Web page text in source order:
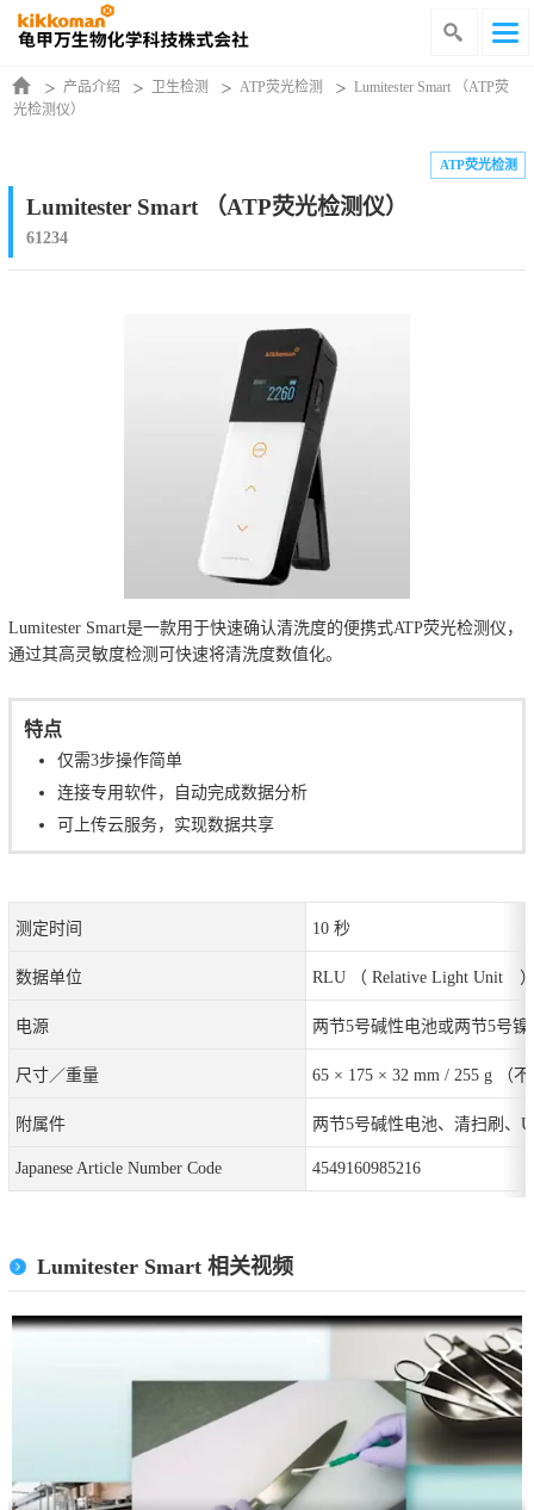
产品介绍 卫生检测 ATP荧光检测
Lumitester Smart （ATP荧
光检测仪）
Lumitester Smart （ATP荧光检测仪）
61234
ATP荧光检测
Lumitester Smart是一款用于快速确认清洗度的便携式ATP荧光检测仪，
通过其高灵敏度检测可快速将清洗度数值化。
特点
仅需3步操作简单
连接专用软件，自动完成数据分析
可上传云服务，实现数据共享
测定时间 10 秒
数据单位 RLU （ Relative Light Unit
电源 两节5号碱性电池或两节5号
尺寸／重量 65 × 175 × 32 mm / 255 g （
附属件 两节5号碱性电池、清扫刷、
Japanese Article Number Code 4549160985216
Lumitester Smart 相关视频